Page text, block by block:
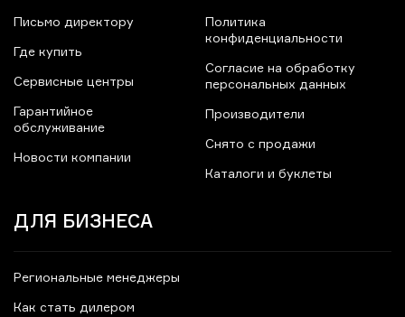
Письмо директору
Где купить
Сервисные центры
Гарантийное
обслуживание
Новости компании
Политика
конфиденциальности
Согласие на обработку
персональных данных
Производители
Снято с продажи
Каталоги и буклеты
ДЛЯ БИЗНЕСА
Региональные менеджеры
Как стать дилером